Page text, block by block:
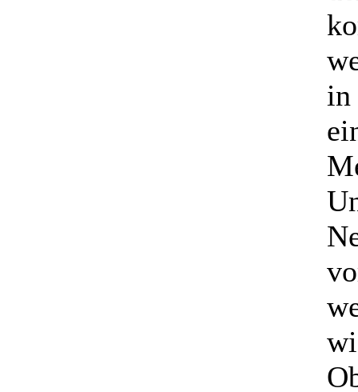
in